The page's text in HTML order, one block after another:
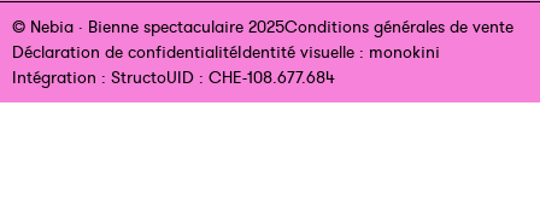
© Nebia · Bienne spectaculaire 2025Conditions générales de vente
Déclaration de confidentialitéIdentité visuelle : monokini
Intégration : StructoUID : CHE-108.677.684